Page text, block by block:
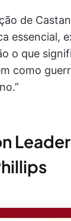
de
essencial,
o que
como